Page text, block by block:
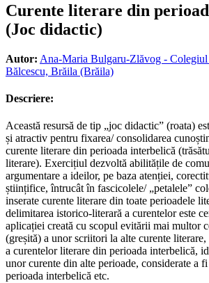
Curente literare din
(Joc didactic)
Autor: Ana-Maria Bulgaru-Zlăvog -
Bălcescu, Brăila (Brăila)
Descriere:
Această resursă de tip „joc didactic” (roata)
și atractiv pentru fixarea/ consolidarea
curente literare din perioada interbelică
literare). Exercițiul dezvoltă abilitățile de
argumentare a ideilor, pe baza atenției,
științifice, întrucât în fascicolele/ „petalele”
inserate curente literare din toate perioadele
delimitarea istorico-literară a curentelor este
aplicației creată cu scopul evitării mai multor
(greșită) a unor scriitori la alte curente
a curentelor literare din perioada interbelică,
unor curente din alte perioade, considerate a
perioada interbelică etc.